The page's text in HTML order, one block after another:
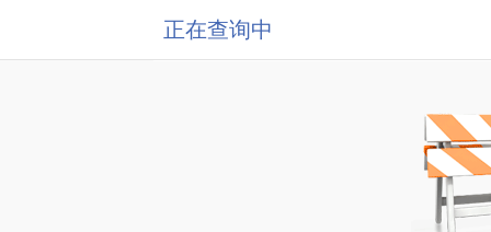
正在查询中